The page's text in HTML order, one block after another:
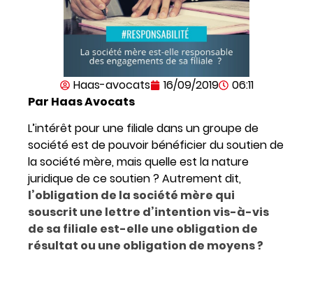
Haas-avocats 16/09/2019
06:11
Par Haas Avocats
L’intérêt pour une filiale dans un groupe de
société est de pouvoir bénéficier du soutien de
la société mère, mais quelle est la nature
juridique de ce soutien ? Autrement dit,
l’obligation de la société mère qui
souscrit une lettre d’intention vis-à-vis
de sa filiale est-elle une obligation de
résultat ou une obligation de moyens ?